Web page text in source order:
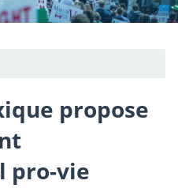
propose
pro-vie